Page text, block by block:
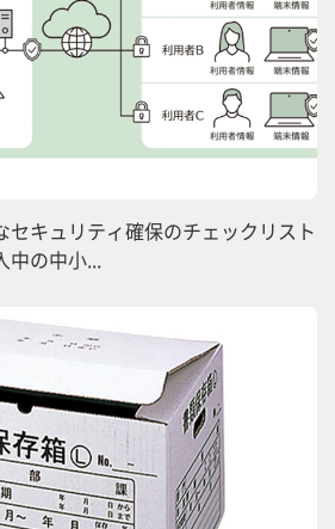
セキュリティ確保のチェックリスト
の中小...